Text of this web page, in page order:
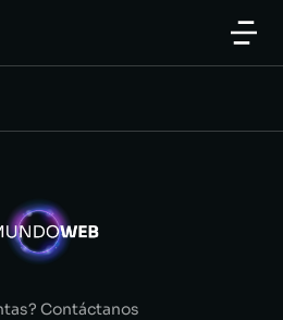
Contáctanos